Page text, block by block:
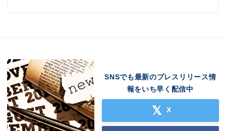
SNSでも最新のプレスリリース情
報をいち早く配信中
X